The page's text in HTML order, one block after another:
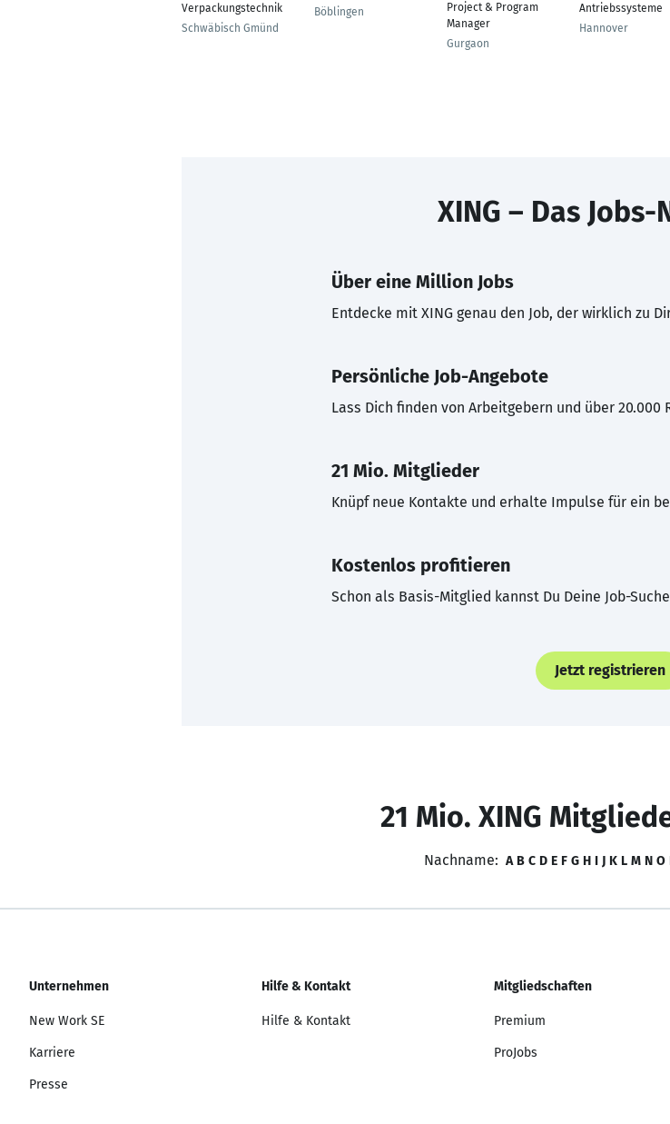
Verpackungstechnik
Schwäbisch Gmünd
Böblingen
Project & Program
Manager
Gurgaon
Antriebssysteme
Hannover
XING – Das
Über eine Million Jobs
Entdecke mit XING genau den Job, der wirklich zu
Persönliche Job-Angebote
Lass Dich finden von Arbeitgebern und über 20.000
21 Mio. Mitglieder
Knüpf neue Kontakte und erhalte Impulse für ein
Kostenlos profitieren
Schon als Basis-Mitglied kannst Du Deine Job-
Jetzt registrieren
21 Mio. XING
Nachname: A B C D E F G H I J K L M N O
Unternehmen
New Work SE
Karriere
Presse
Hilfe & Kontakt
Hilfe & Kontakt
Mitgliedschaften
Premium
ProJobs